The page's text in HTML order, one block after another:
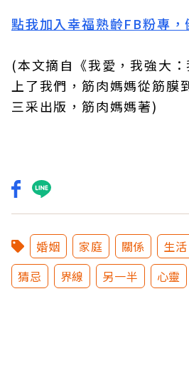
點我加入幸福熟齡FB粉專
(本文摘自《我愛，我強大
上了我們，筋肉媽媽從筋膜
三采出版，筋肉媽媽著)
婚姻 家庭 關係 生活
猜忌
界線 另一半 心靈